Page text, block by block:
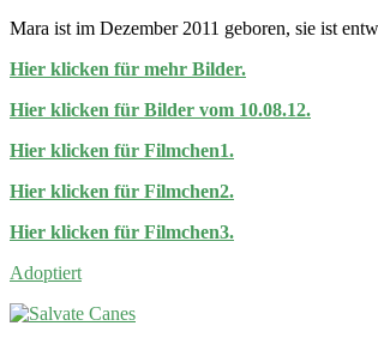
Mara ist im Dezember 2011 geboren, sie ist
Hier klicken für mehr Bilder.
Hier klicken für Bilder vom 10.08.12.
Hier klicken für Filmchen1.
Hier klicken für Filmchen2.
Hier klicken für Filmchen3.
Adoptiert